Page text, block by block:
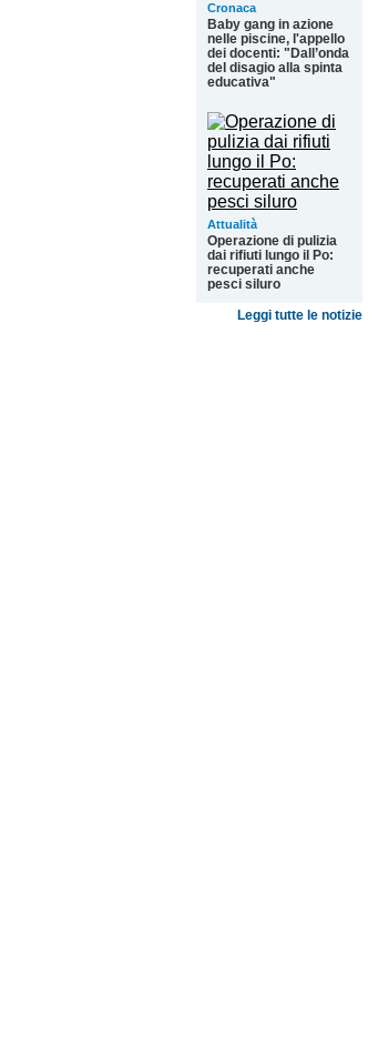
Cronaca
Baby gang in azione
nelle piscine, l'appello
dei docenti: "Dall’onda
del disagio alla spinta
educativa"
Attualità
Operazione di pulizia
dai rifiuti lungo il Po:
recuperati anche
pesci siluro
Leggi tutte le notizie